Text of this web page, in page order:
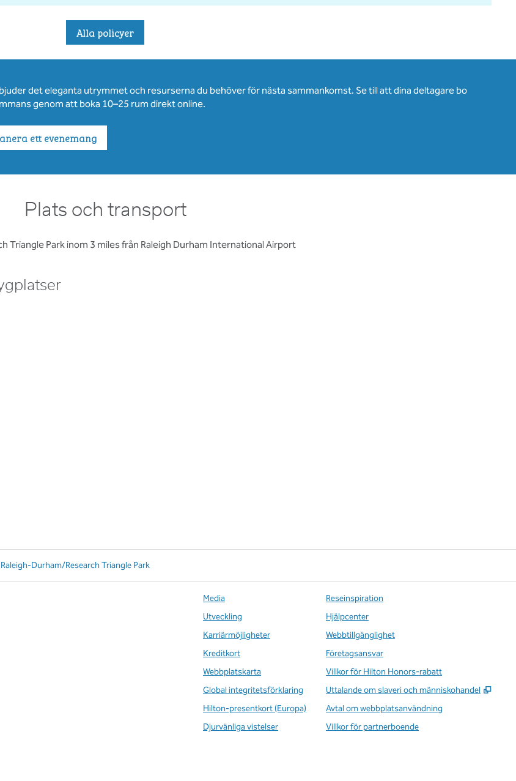
Alla policyer
det eleganta utrymmet och resurserna du behöver för nästa sammankomst. Se till att dina deltagare bo
genom att boka 10–25 rum direkt online.
ett evenemang
Plats och transport
Triangle Park inom 3 miles från Raleigh Durham International Airport
Durham/Research Triangle Park
Media
Utveckling
Karriärmöjligheter
Kreditkort
Webbplatskarta
Global integritetsförklaring
Hilton-presentkort (Europa)
Djurvänliga vistelser
Reseinspiration
Hjälpcenter
Webbtillgänglighet
Företagsansvar
Villkor för Hilton Honors-rabatt
Uttalande om slaveri och människohandel
,
Avtal om webbplatsanvändning
Villkor för partnerboende